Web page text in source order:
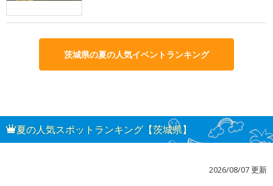
茨城県の夏の人気イベントランキング
夏の人気スポットランキング【茨城県】
2026/08/07 更新